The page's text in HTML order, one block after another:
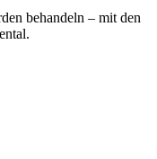
behandeln – mit den